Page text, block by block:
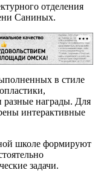
отделения
Саниных.
в стиле
разные награды. Для
интерактивные
школе формируют
задачи.